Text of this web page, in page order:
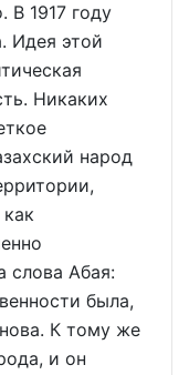
В 1917 году
Идея этой
Никаких
народ
слова Абая:
была,
К тому же
и он